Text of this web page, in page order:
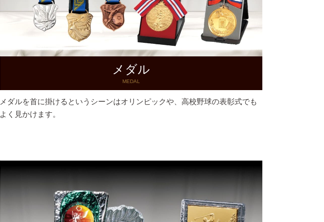
メダル
MEDAL
メダルを首に掛けるというシーンはオリンピックや、高校野球の表彰式でも
よく見かけます。